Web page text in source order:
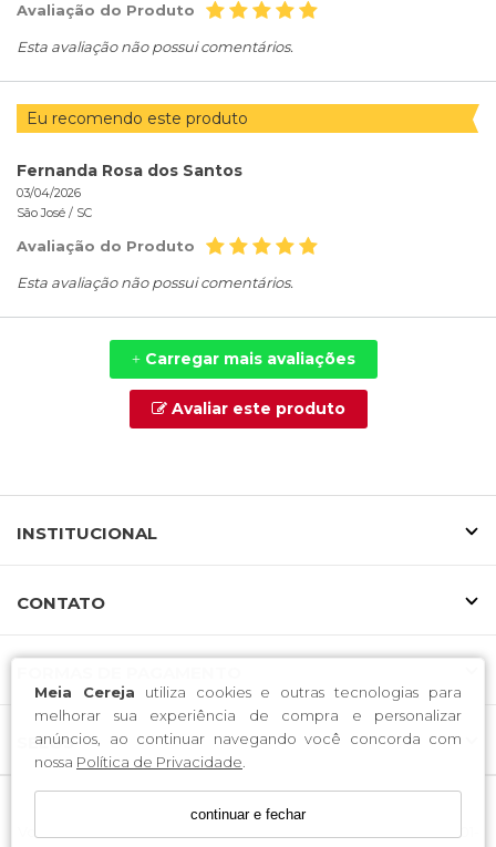
Meia Cereja utiliza cookies e outras tecnologias para
melhorar sua experiência de compra e personalizar
anúncios, ao continuar navegando você concorda com
nossa Política de Privacidade
continuar e fechar
Avaliação do Produto
Esta avaliação não possui comentários.
Eu recomendo este produto
Fernanda Rosa dos Santos
03/04/2026
São José / SC
Avaliação do Produto
Esta avaliação não possui comentários.
+Carregar mais avaliações
Avaliar este produto
INSTITUCIONAL
CONTATO
SELOS